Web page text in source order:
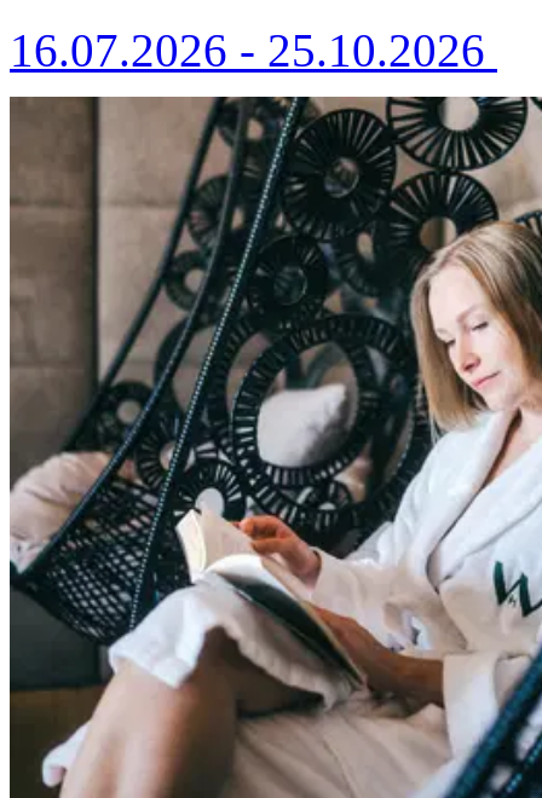
16.07.2026 - 25.10.2026